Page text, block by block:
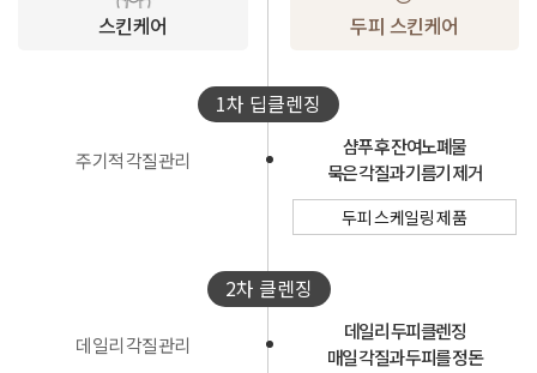
스킨케어 두피 스킨케어
1차 딥클렌징
주기적 각질관리
샴푸 후 잔여노폐물
묵은 각질과 기름기 제거
두피 스케일링 제품
2차 클렌징
데일리 각질관리
데일리 두피클렌징
매일 각질과 두피를 정돈